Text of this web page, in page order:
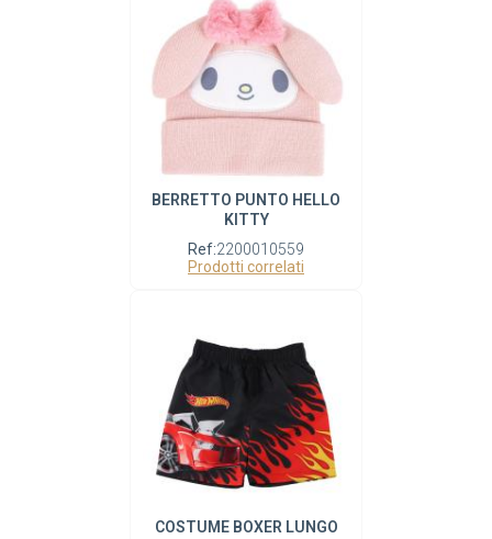
BERRETTO PUNTO HELLO
KITTY
Ref:2200010559
Prodotti correlati
COSTUME BOXER LUNGO